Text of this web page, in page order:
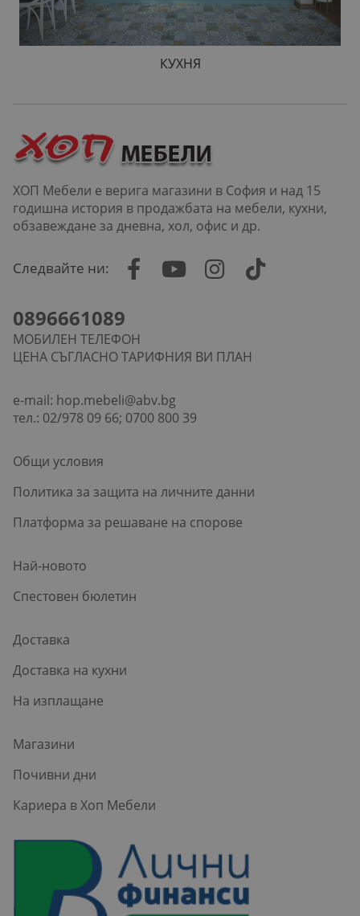
КУХНЯ
ХОП Мебели е верига магазини в София и над 15
годишна история в продажбата на мебели, кухни,
обзавеждане за дневна, хол, офис и др.
Следвайте ни:
0896661089
МОБИЛЕН ТЕЛЕФОН
ЦЕНА СЪГЛАСНО ТАРИФНИЯ ВИ ПЛАН
e-mail: hop.mebeli@abv.bg
тел.: 02/978 09 66; 0700 800 39
Общи условия
Политика за защита на личните данни
Платформа за решаване на спорове
Най-новото
Спестовен бюлетин
Доставка
Доставка на кухни
На изплащане
Магазини
Почивни дни
Кариера в Хоп Мебели